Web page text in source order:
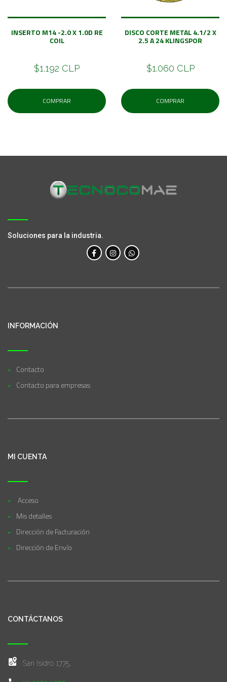
INSERTO M14 -2.0 X 1.0D RE
COIL
$1.192 CLP
COMPRAR
DISCO CORTE METAL 4.1/2 X
2.5 A 24 KLINGSPOR
$1.060 CLP
COMPRAR
Soluciones para la industria.
INFORMACIÓN
Contacto
Contacto para empresas
MI CUENTA
Acceso
Mis detalles
Dirección de Facturación
Dirección de Envío
CONTÁCTANOS
San Isidro 1775,